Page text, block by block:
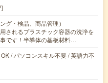
グ・検品、商品管理）
されるプラスチック容器の洗浄を
です！半導体の基板材料…
/ パソコンスキル不要 / 英語力不